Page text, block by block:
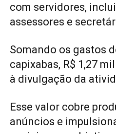
com servidores,
assessores e
Somando os gastos
capixabas, R$ 1,27
à divulgação da
Esse valor cobre
anúncios e